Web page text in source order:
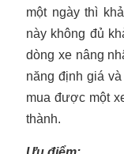
một ngày thì
này không đủ
dòng xe nâng
năng định giá
mua được một
thành.